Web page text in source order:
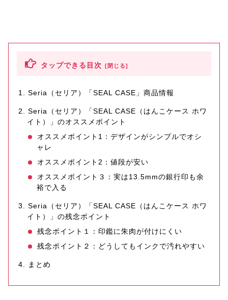
タップできる目次
Seria（セリア）「SEAL CASE」商品情報
Seria（セリア）「SEAL CASE（はんこケース ホワ
イト）」のオススメポイント
オススメポイント1：デザインがシンプルでオシ
ャレ
オススメポイント2：値段が安い
オススメポイント３：実は13.5mmの銀行印も余
裕で入る
Seria（セリア）「SEAL CASE（はんこケース ホワ
イト）」の残念ポイント
残念ポイント１：印鑑に朱肉が付けにくい
残念ポイント２：どうしてもインクで汚れやすい
まとめ